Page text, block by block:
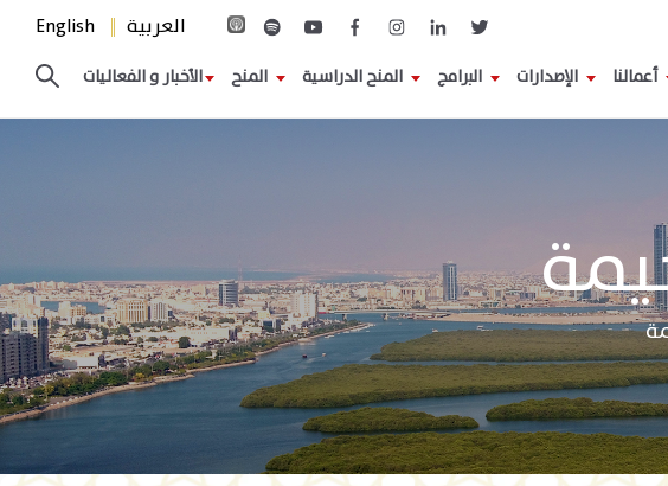
العربية English
أعمالنا الإصدارات البرامج المنح الدراسية المنح الأخبار و الفعاليات